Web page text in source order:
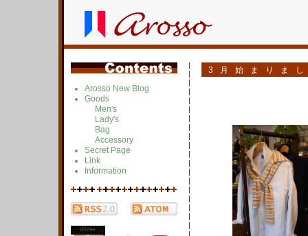
Arosso New Blog
Goods
Men's
Lady's
Bag
Accessory
Secret Page
Link
Information
3月始まりま